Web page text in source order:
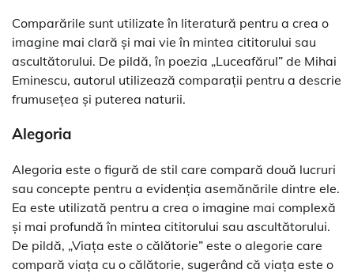
Comparările sunt utilizate în literatură pentru a crea o
imagine mai clară și mai vie în mintea cititorului sau
ascultătorului. De pildă, în poezia „Luceafărul” de Mihai
Eminescu, autorul utilizează comparații pentru a descrie
frumusețea și puterea naturii.
Alegoria
Alegoria este o figură de stil care compară două lucruri
sau concepte pentru a evidenția asemănările dintre ele.
Ea este utilizată pentru a crea o imagine mai complexă
și mai profundă în mintea cititorului sau ascultătorului.
De pildă, „Viața este o călătorie” este o alegorie care
compară viața cu o călătorie, sugerând că viața este o